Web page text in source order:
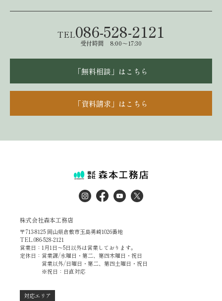
TEL086-528-2121
受付時間 8:00～17:30
「無料相談」はこちら
「資料請求」はこちら
株式会社森本工務店
〒713-8125 岡山県倉敷市玉島勇崎1026番地
TEL.086-528-2121
営業日：1月1日～5日以外は営業しております。
定休日：営業課/水曜日・第二、第四木曜日・祝日
営業以外/日曜日・第二、第四土曜日・祝日
※祝日：日直対応
対応エリア